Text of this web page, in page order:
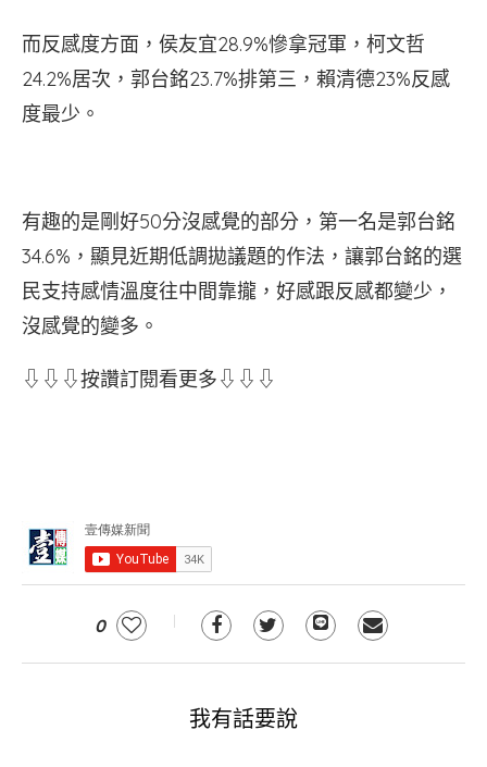
而反感度方面，侯友宜28.9%慘拿冠軍，柯文哲
24.2%居次，郭台銘23.7%排第三，賴清德23%反感
度最少。
有趣的是剛好50分沒感覺的部分，第一名是郭台銘
34.6%，顯見近期低調拋議題的作法，讓郭台銘的選
民支持感情溫度往中間靠攏，好感跟反感都變少，
沒感覺的變多。
⇩⇩⇩按讚訂閱看更多⇩⇩⇩
0
我有話要說